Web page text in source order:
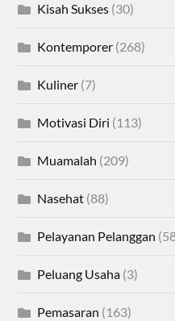
Kisah Sukses (30)
Kontemporer (268)
Kuliner (7)
Motivasi Diri (113)
Muamalah (209)
Nasehat (88)
Pelayanan Pelanggan
Peluang Usaha (3)
Pemasaran (163)